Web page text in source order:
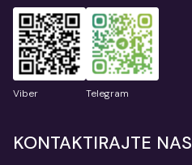
Viber Telegram
KONTAKTIRAJTE NAS